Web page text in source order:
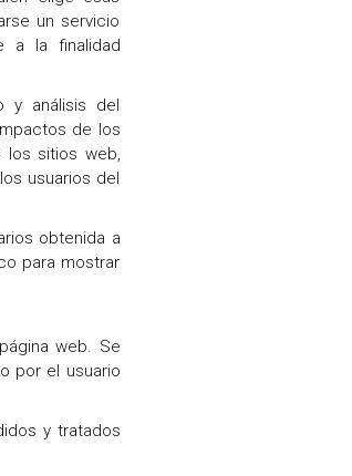
un servicio
a la finalidad
y análisis del
de los
los sitios web,
usuarios del
obtenida a
para mostrar
web. Se
por el usuario
y tratados